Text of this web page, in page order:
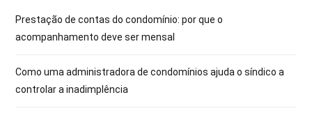
Prestação de contas do condomínio: por que o
acompanhamento deve ser mensal
Como uma administradora de condomínios ajuda o síndico a
controlar a inadimplência